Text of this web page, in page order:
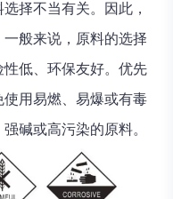
择不当有关。因此，
般来说，原料的选择
低、环保友好。优先
用易燃、易爆或有毒
碱或高污染的原料。